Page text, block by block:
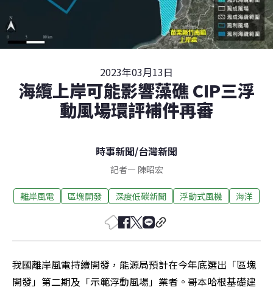
2023年03月13日
海纜上岸可能影響藻礁 CIP三浮
動風場環評補件再審
時事新聞/台灣新聞
記者— 陳昭宏
離岸風電 區塊開發 深度低碳新聞 浮動式風機 海洋
我國離岸風電持續開發，能源局預計在今年底選出「區塊
開發」第二期及「示範浮動風場」業者。哥本哈根基礎建